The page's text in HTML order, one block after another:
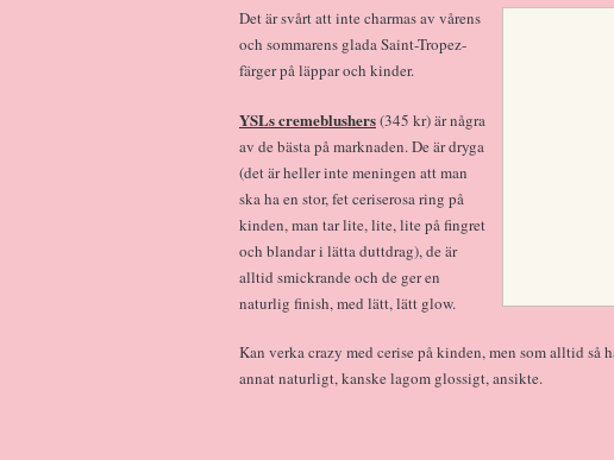
Det är svårt att inte charmas av vårens
och sommarens glada Saint-Tropez-
färger på läppar och kinder.
YSLs cremeblushers(345 kr) är några
av de bästa på marknaden. De är dryga
(det är heller inte meningen att man
ska ha en stor, fet ceriserosa ring på
kinden, man tar lite, lite, lite på fingret
och blandar i lätta duttdrag), de är
alltid smickrande och de ger en
naturlig finish, med lätt, lätt glow.
Kan verka crazy med cerise på kinden, men som alltid
annat naturligt, kanske lagom glossigt, ansikte.